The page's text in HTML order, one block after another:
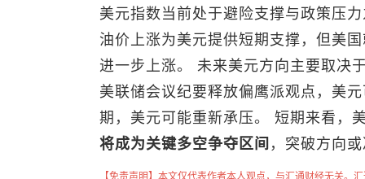
美元指数 当前处于避险支撑与政策压
油价上涨为美元提供短期支撑，但美
进一步上涨。 未来美元方向主要取决
美联储会议纪要释放偏鹰派观点，美
期，美元可能重新承压。 短期来看，
将成为关键多空争夺区间 ，突破方向
【免责声明】本文仅代表作者本人观点，与汇通财经无关。